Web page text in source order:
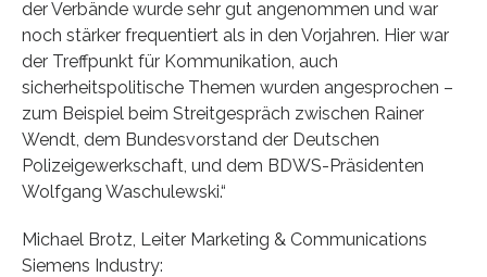
der Verbände wurde sehr gut angenommen und war
noch stärker frequentiert als in den Vorjahren. Hier war
der Treffpunkt für Kommunikation, auch
sicherheitspolitische Themen wurden angesprochen –
zum Beispiel beim Streitgespräch zwischen Rainer
Wendt, dem Bundesvorstand der Deutschen
Polizeigewerkschaft, und dem BDWS-Präsidenten
Wolfgang Waschulewski.“
Michael Brotz, Leiter Marketing & Communications
Siemens Industry: